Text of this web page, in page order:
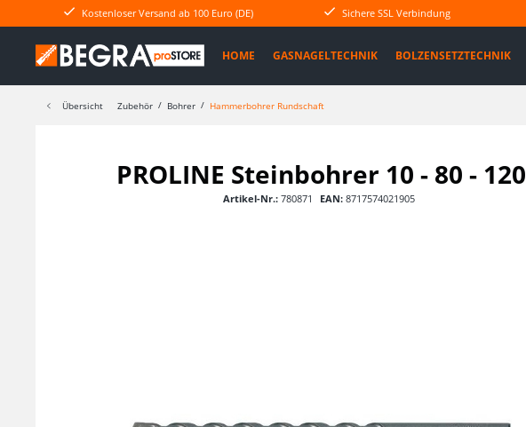
Kostenloser Versand ab 100 Euro (DE) Sichere SSL Verbindung
HOME GASNAGELTECHNIK BOLZENSETZTECHNIK
Übersicht Zubehör Bohrer Hammerbohrer Rundschaft
PROLINE Steinbohrer 10 - 80 - 120
Artikel-Nr.: 780871 EAN: 8717574021905